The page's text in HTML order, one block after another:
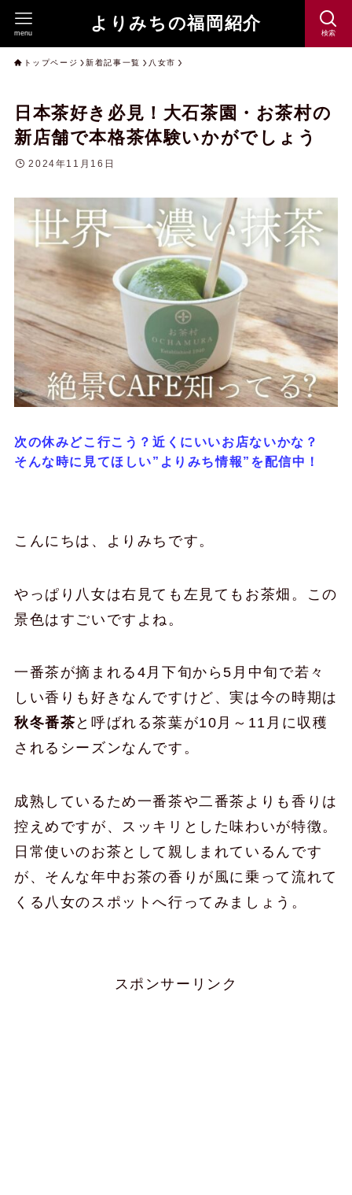
よりみちの福岡紹介 検索
menu
トップページ 新着記事一覧 八女市
日本茶好き必見！大石茶園・お茶村の
新店舗で本格茶体験いかがでしょう
2024年11月16日
次の休みどこ行こう？近くにいいお店ないかな？
そんな時に見てほしい”よりみち情報”を配信中！
こんにちは、よりみちです。
やっぱり八女は右見ても左見てもお茶畑。この
景色はすごいですよね。
一番茶が摘まれる4月下旬から5月中旬で若々
しい香りも好きなんですけど、実は今の時期は
秋冬番茶 と呼ばれる茶葉が10月～11月に収穫
されるシーズンなんです。
成熟しているため一番茶や二番茶よりも香りは
控えめですが、スッキリとした味わいが特徴。
日常使いのお茶として親しまれているんです
が、そんな年中お茶の香りが風に乗って流れて
くる八女のスポットへ行ってみましょう。
スポンサーリンク